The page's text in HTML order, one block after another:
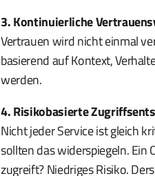
3. Kontinuierliche
Vertrauen wird nicht einmal
basierend auf Kontext,
werden.
4. Risikobasierte
Nicht jeder Service ist gleich
sollten das widerspiegeln. Ein
zugreift? Niedriges Risiko.